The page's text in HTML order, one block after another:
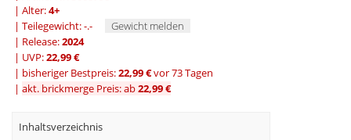
| Alter:4+
| Teilegewicht: -.-
Gewicht melden
| Release:2024
| UVP:22,99 €
| bisheriger Bestpreis:22,99 €vor 73 Tagen
| akt. brickmerge Preis: ab22,99 €
Inhaltsverzeichnis